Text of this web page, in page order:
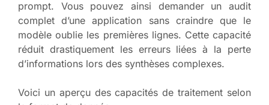
prompt. Vous pouvez ainsi demander un audit
complet d’une application sans craindre que le
modèle oublie les premières lignes. Cette capacité
réduit drastiquement les erreurs liées à la perte
d’informations lors des synthèses complexes.
Voici un aperçu des capacités de traitement selon